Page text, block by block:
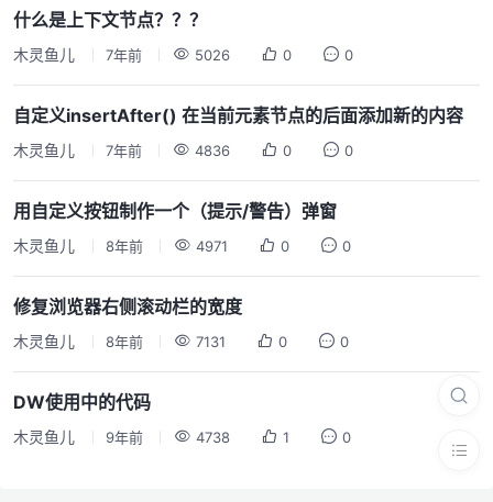
什么是上下文节点？？？
木灵鱼儿 7年前 5026 0 0
自定义insertAfter() 在当前元素节点的后面添加新的内容
木灵鱼儿 7年前 4836 0 0
用自定义按钮制作一个（提示/警告）弹窗
木灵鱼儿 8年前 4971 0 0
修复浏览器右侧滚动栏的宽度
木灵鱼儿 8年前 7131 0 0
DW使用中的代码
木灵鱼儿 9年前 4738 1 0